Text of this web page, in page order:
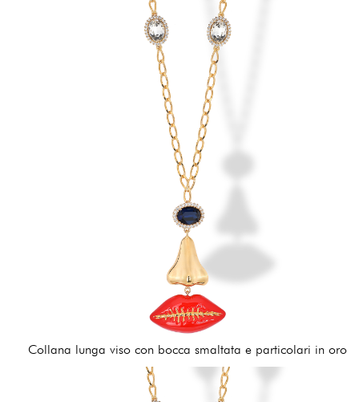
Collana lunga viso con bocca smaltata e particolari in oro